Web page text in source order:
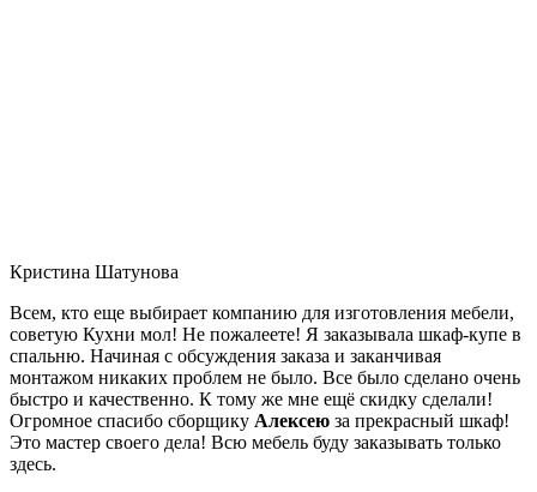
Кристина Шатунова
Всем, кто еще выбирает компанию для изготовления мебели,
советую Кухни мол! Не пожалеете! Я заказывала шкаф-купе в
спальню. Начиная с обсуждения заказа и заканчивая
монтажом никаких проблем не было. Все было сделано очень
быстро и качественно. К тому же мне ещё скидку сделали!
Огромное спасибо сборщику Алексею за прекрасный шкаф!
Это мастер своего дела! Всю мебель буду заказывать только
здесь.